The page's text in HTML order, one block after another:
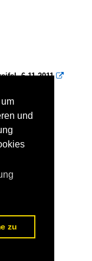
6.11.2011 
und
zu